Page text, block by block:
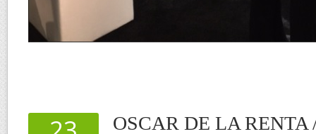
OSCAR DE LA